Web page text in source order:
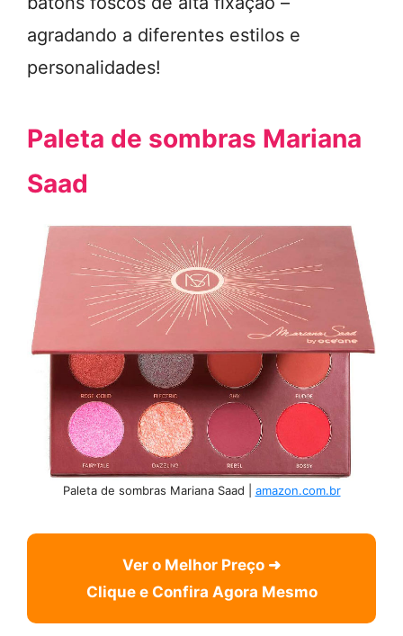
agradando a diferentes estilos e
personalidades!
Paleta de sombras Mariana
Saad
Paleta de sombras Mariana Saad | amazon.com.br
Ver o Melhor Preço ➜
Clique e Confira Agora Mesmo